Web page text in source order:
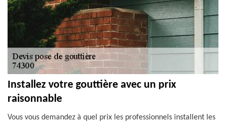
Installez votre gouttière avec un prix
raisonnable
Vous vous demandez à quel prix les professionnels installent les